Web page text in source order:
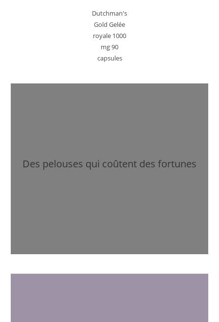
Dutchman's
Gold Gelée
royale 1000
mg 90
capsules
Des pelouses qui coûtent des fortunes